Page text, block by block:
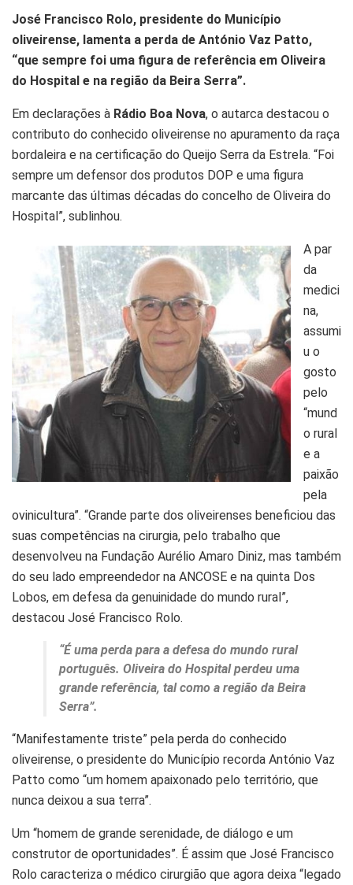
José Francisco Rolo, presidente do Município
oliveirense, lamenta a perda de António Vaz Patto,
“que sempre foi uma figura de referência em Oliveira
do Hospital e na região da Beira Serra”.
Em declarações à Rádio Boa Nova, o autarca destacou o
contributo do conhecido oliveirense no apuramento da raça
bordaleira e na certificação do Queijo Serra da Estrela. “Foi
sempre um defensor dos produtos DOP e uma figura
marcante das últimas décadas do concelho de Oliveira do
Hospital”, sublinhou.
A par
da
medici
na,
assumi
u o
gosto
pelo
“mund
o rural
e a
paixão
pela
ovinicultura”. “Grande parte dos oliveirenses beneficiou das
suas competências na cirurgia, pelo trabalho que
desenvolveu na Fundação Aurélio Amaro Diniz, mas também
do seu lado empreendedor na ANCOSE e na quinta Dos
Lobos, em defesa da genuinidade do mundo rural”,
destacou José Francisco Rolo.
“É uma perda para a defesa do mundo rural
português. Oliveira do Hospital perdeu uma
grande referência, tal como a região da Beira
Serra”.
“Manifestamente triste” pela perda do conhecido
oliveirense, o presidente do Município recorda António Vaz
Patto como “um homem apaixonado pelo território, que
nunca deixou a sua terra”.
Um “homem de grande serenidade, de diálogo e um
construtor de oportunidades”. É assim que José Francisco
Rolo caracteriza o médico cirurgião que agora deixa “legado